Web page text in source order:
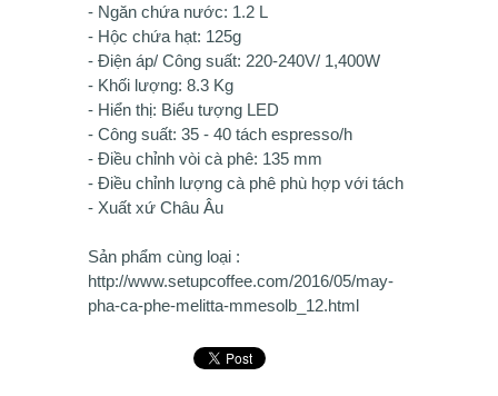
- Ngăn chứa nước: 1.2 L
- Hộc chứa hạt: 125g
- Điện áp/ Công suất: 220-240V/ 1,400W
- Khối lượng: 8.3 Kg
- Hiển thị: Biểu tượng LED
- Công suất: 35 - 40 tách espresso/h
- Điều chỉnh vòi cà phê: 135 mm
- Điều chỉnh lượng cà phê phù hợp với tách
- Xuất xứ Châu Âu
Sản phẩm cùng loại :
http://www.setupcoffee.com/2016/05/may-
pha-ca-phe-melitta-mmesolb_12.html